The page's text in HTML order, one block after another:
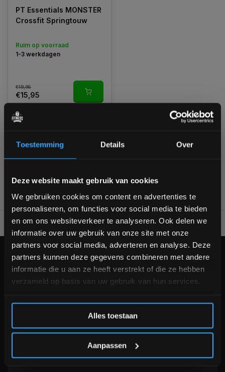
Toestemming Details Over
Deze website maakt gebruik van cookies
We gebruiken cookies om content en advertenties te
personaliseren, om functies voor social media te bieden
en om ons websiteverkeer te analyseren. Ook delen we
informatie over uw gebruik van onze site met onze
partners voor social media, adverteren en analyse. Deze
partners kunnen deze gegevens combineren met andere
informatie die u aan ze heeft verstrekt of die ze hebben
verzameld op basis van uw gebruik van hun services.
Alles toestaan
Aanpassen
PT Essentials MONSTER
Crossfit Springtouw
Ruim op voorraad
1-3 werkdagen
€19,95
€15,95
Voor 95% direct uit voorraad geleverd Professionele
KLANTENSERVICE
+31 (0)24 645 1309
Bam! 5% korting op je volgende
Schrijf je in voor onze nieuwsbrief om op de hoogte te
blijven over onze nieuwe producten, deals en meer
interessante info. Ontvang 5% korting op je eerstvolgende
aankoop! 😀
Inschrijven
*Verzendkosten vallen buiten de korting